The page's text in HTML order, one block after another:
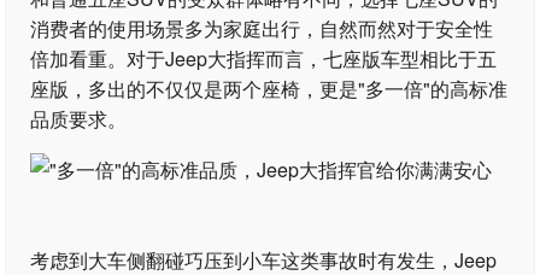
消费者的使用场景多为家庭出行，自然而然对于安全性
倍加看重。对于Jeep大指挥而言，七座版车型相比于五
座版，多出的不仅仅是两个座椅，更是"多一倍"的高标准
品质要求。
考虑到大车侧翻碰巧压到小车这类事故时有发生，Jeep